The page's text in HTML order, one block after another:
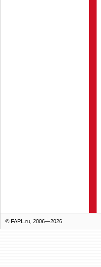
© FAPL.ru, 2006—2026